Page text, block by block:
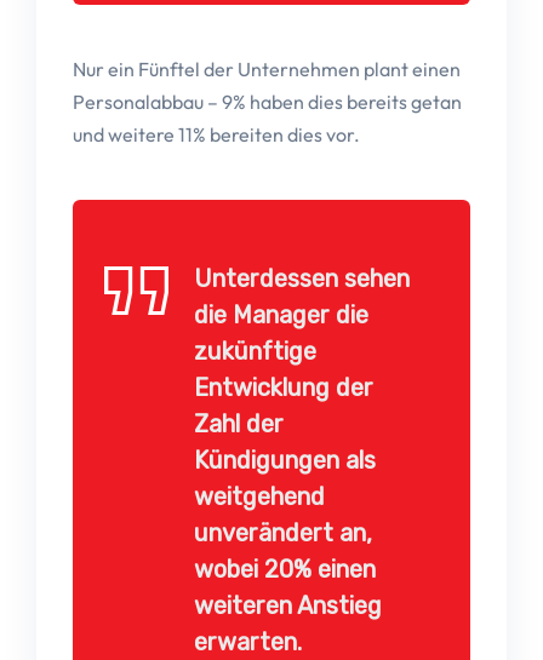
Nur ein Fünftel der Unternehmen plant einen
Personalabbau – 9% haben dies bereits getan
und weitere 11% bereiten dies vor.
Unterdessen sehen
die Manager die
zukünftige
Entwicklung der
Zahl der
Kündigungen als
weitgehend
unverändert an,
wobei 20% einen
weiteren Anstieg
erwarten.